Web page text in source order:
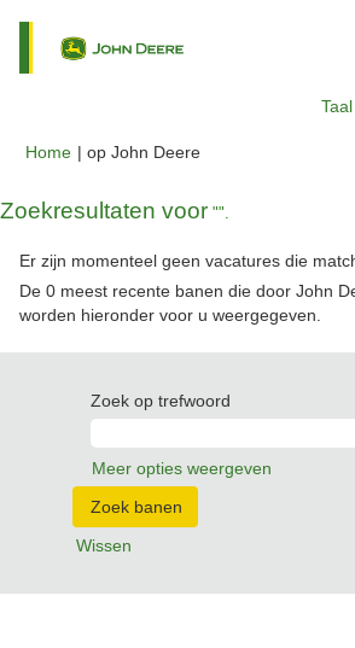
Taal
Home | op John Deere(huidige
Zoekresultaten voor "".
Er zijn momenteel geen vacatures die
De 0 meest recente banen die door John
worden hieronder voor u weergegeven.
Zoek op trefwoord
Meer opties weergeven
Wissen